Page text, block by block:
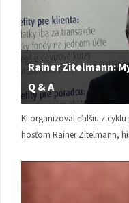
Rainer Zitelmann:
Q & A
KI organizoval ďalšiu z
hosťom Rainer Zitelmann,